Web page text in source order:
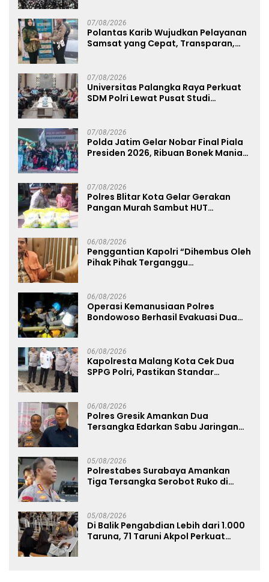
07/08/2026
Polantas Karib Wujudkan Pelayanan
Samsat yang Cepat, Transparan,
07/08/2026
Universitas Palangka Raya Perkuat
SDM Polri Lewat Pusat Studi
07/08/2026
Polda Jatim Gelar Nobar Final Piala
Presiden 2026, Ribuan Bonek Mania
07/08/2026
Polres Blitar Kota Gelar Gerakan
Pangan Murah Sambut HUT
06/08/2026
Penggantian Kapolri “Dihembus Oleh
Pihak Pihak Terganggu
06/08/2026
Operasi Kemanusiaan Polres
Bondowoso Berhasil Evakuasi Dua
06/08/2026
Kapolresta Malang Kota Cek Dua
SPPG Polri, Pastikan Standar
06/08/2026
Polres Gresik Amankan Dua
Tersangka Edarkan Sabu Jaringan
05/08/2026
Polrestabes Surabaya Amankan
Tiga Tersangka Serobot Ruko di
05/08/2026
Di Balik Pengabdian Lebih dari 1.000
Taruna, 71 Taruni Akpol Perkuat